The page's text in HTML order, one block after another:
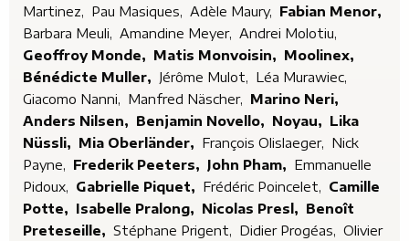
Martinez, Pau Masiques, Adèle Maury, Fabian Menor,
Barbara Meuli, Amandine Meyer, Andrei Molotiu,
Geoffroy Monde,
Matis Monvoisin, Moolinex,
Bénédicte Muller, Jérôme Mulot,
Léa Murawiec,
Giacomo Nanni, Manfred Näscher, Marino Neri,
Anders Nilsen, Benjamin Novello, Noyau, Lika
Nüssli, Mia Oberländer, François Olislaeger, Nick
Payne, Frederik Peeters, John Pham, Emmanuelle
Pidoux, Gabrielle Piquet, Frédéric Poincelet, Camille
Potte, Isabelle Pralong, Nicolas Presl, Benoît
Preteseille, Stéphane Prigent, Didier Progéas, Olivier